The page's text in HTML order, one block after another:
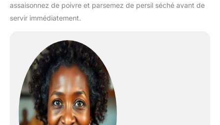
assaisonnez de poivre et parsemez de persil séché avant de
servir immédiatement.